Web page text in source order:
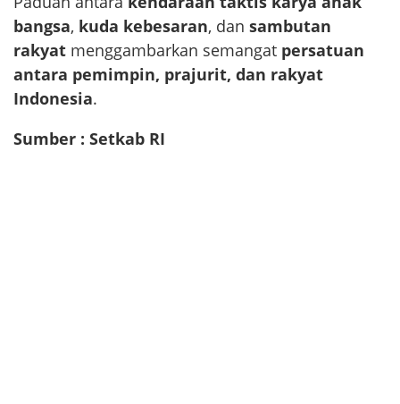
bangsa, kuda kebesaran, dan sambutan
rakyat menggambarkan semangat persatuan
antara pemimpin, prajurit, dan rakyat
Indonesia.
Sumber : Setkab RI